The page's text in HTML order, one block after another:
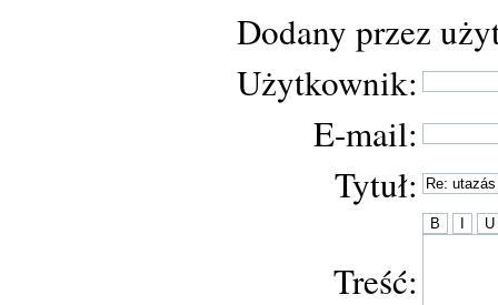
Dodany przez
Użytkownik:
E-mail:
Tytuł:
Treść: